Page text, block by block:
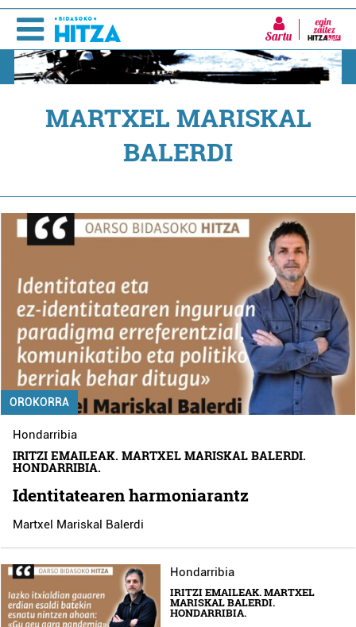
Sartu
MARTXEL MARISKAL
BALERDI
OROKORRA
Hondarribia
IRITZI EMAILEAK. MARTXEL MARISKAL BALERDI.
HONDARRIBIA.
Identitatearen harmoniarantz
Martxel Mariskal Balerdi
Hondarribia
IRITZI EMAILEAK. MARTXEL
MARISKAL BALERDI.
HONDARRIBIA.